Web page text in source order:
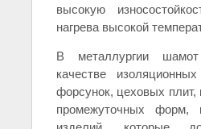
высокую
нагрева высокой
В металлургии
качестве
форсунок, цеховых плит,
промежуточных форм,